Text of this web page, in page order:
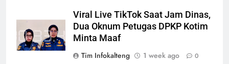
Viral Live TikTok Saat Jam Dinas,
Dua Oknum Petugas DPKP Kotim
Minta Maaf
Tim Infokalteng
1 week ago 0